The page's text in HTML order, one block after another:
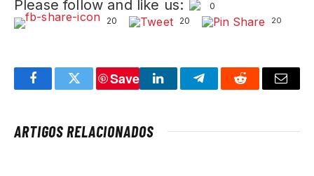
Please follow and like us:
0
20
20 20
FacebookTwitter
Save
LinkedInTelegramReddit Email
ARTIGOS RELACIONADOS